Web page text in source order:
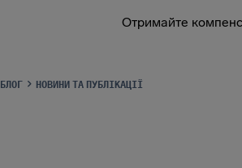
Отримайте
БЛОГ НОВИНИ ТА ПУБЛІКАЦІЇ